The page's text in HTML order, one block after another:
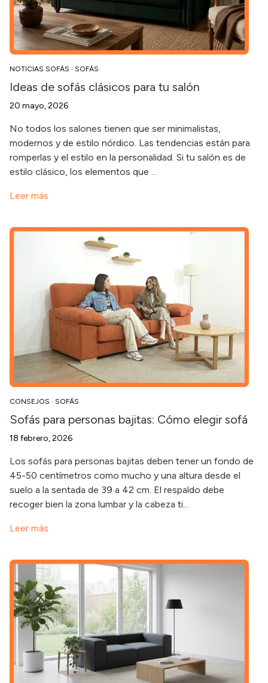
NOTICIAS SOFÁS · SOFÁS
Ideas de sofás clásicos para tu salón
20 mayo, 2026
No todos los salones tienen que ser minimalistas,
modernos y de estilo nórdico. Las tendencias están para
romperlas y el estilo en la personalidad. Si tu salón es de
estilo clásico, los elementos que ...
Leer más
CONSEJOS · SOFÁS
Sofás para personas bajitas: Cómo elegir sofá
18 febrero, 2026
Los sofás para personas bajitas deben tener un fondo de
45-50 centímetros como mucho y una altura desde el
suelo a la sentada de 39 a 42 cm. El respaldo debe
recoger bien la zona lumbar y la cabeza ti...
Leer más